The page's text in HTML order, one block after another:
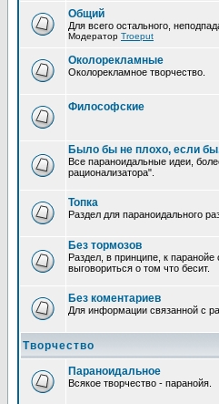
Общий
Для всего остального,
Модератор Troeput
Околорекламные
Околорекламное творчество.
Философские
Было бы не плохо, если
Все параноидальные идеи,
рационализатора".
Топка
Раздел для параноидального
Без тормозов
Раздел, в принципе, к
выговориться о том что бесит.
Без коментариев
Для информации связанной с
Творчество
Параноидальное
Всякое творчество - паранойя.